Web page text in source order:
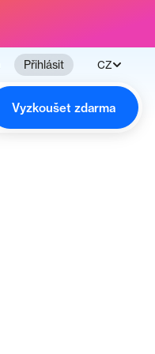
Přihlásit CZ
Vyzkoušet zdarma